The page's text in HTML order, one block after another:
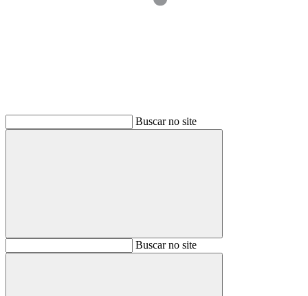
Buscar no site
BuscarBuscar no site